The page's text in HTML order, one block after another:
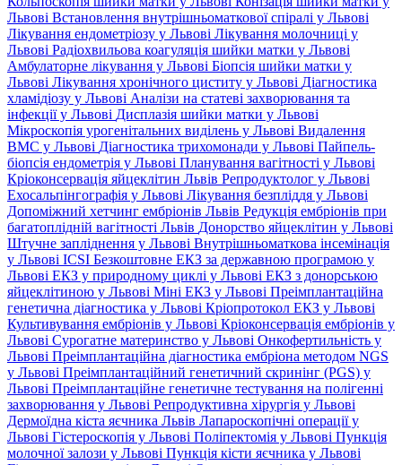
Львові Встановлення внутрішньоматкової спіралі у Львові
Лікування ендометріозу у Львові Лікування молочниці у
Львові Радіохвильова коагуляція шийки матки у Львові
Амбулаторне лікування у Львові Біопсія шийки матки у
Львові Лікування хронічного циститу у Львові Діагностика
хламідіозу у Львові Аналізи на статеві захворювання та
інфекції у Львові Дисплазія шийки матки у Львові
Мікроскопія урогенітальних виділень у Львові Видалення
ВМС у Львові Діагностика трихомонади у Львові Пайпель-
біопсія ендометрія у Львові Планування вагітності у Львові
Кріоконсервація яйцеклітин Львів Репродуктолог у Львові
Ехосальпінгографія у Львові Лікування безпліддя у Львові
Допоміжний хетчинг ембріонів Львів Редукція ембріонів при
багатоплідній вагітності Львів Донорство яйцеклітин у Львові
Штучне запліднення у Львові Внутрішньоматкова інсемінація
у Львові ICSI Безкоштовне ЕКЗ за державною програмою у
Львові ЕКЗ у природному циклі у Львові ЕКЗ з донорською
яйцеклітиною у Львові Міні ЕКЗ у Львові Преімплантаційна
генетична діагностика у Львові Кріопротокол ЕКЗ у Львові
Культивування ембріонів у Львові Кріоконсервація ембріонів у
Львові Сурогатне материнство у Львові Онкофертильність у
Львові Преімплантаційна діагностика ембріона методом NGS
у Львові Преімплантаційний генетичний скринінг (PGS) у
Львові Преімплантаційне генетичне тестування на полігенні
захворювання у Львові Репродуктивна хірургія у Львові
Дермоїдна кіста яєчника Львів Лапароскопічні операції у
Львові Гістероскопія у Львові Поліпектомія у Львові Пункція
молочної залози у Львові Пункція кісти яєчника у Львові